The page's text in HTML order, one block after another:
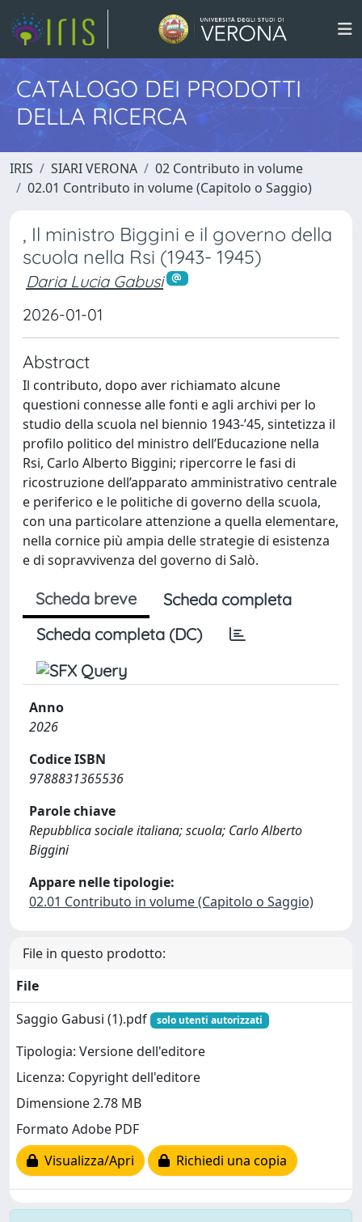
CATALOGO DEI PRODOTTI
DELLA RICERCA
IRIS SIARI VERONA
02 Contributo in volume
02.01 Contributo in volume (Capitolo o Saggio)
, Il ministro Biggini e il governo della
scuola nella Rsi (1943- 1945)
Daria Lucia Gabusi
2026-01-01
Abstract
Il contributo, dopo aver richiamato alcune
questioni connesse alle fonti e agli archivi per lo
studio della scuola nel biennio 1943-’45, sintetizza il
profilo politico del ministro dell’Educazione nella
Rsi, Carlo Alberto Biggini; ripercorre le fasi di
ricostruzione dell’apparato amministrativo centrale
e periferico e le politiche di governo della scuola,
con una particolare attenzione a quella elementare,
nella cornice più ampia delle strategie di esistenza
e di sopravvivenza del governo di Salò.
Scheda breve
Scheda completa
Scheda completa (DC)
Anno
2026
Codice ISBN
9788831365536
Parole chiave
Repubblica sociale italiana; scuola; Carlo Alberto
Biggini
Appare nelle tipologie:
02.01 Contributo in volume (Capitolo o Saggio)
File in questo prodotto:
File
Saggio Gabusi (1).pdf
solo utenti autorizzati
Tipologia: Versione dell'editore
Licenza: Copyright dell'editore
Dimensione 2.78 MB
Formato Adobe PDF
Visualizza/Apri
Richiedi una copia